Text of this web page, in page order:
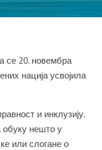
се 20. новембра
нација усвојила
и инклузију.
обуку нешто у
или слогане о